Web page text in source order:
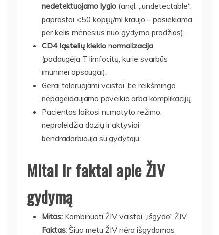
nedetektuojamo lygio (angl. „undetectable“,
paprastai <50 kopijų/ml kraujo – pasiekiama
per kelis mėnesius nuo gydymo pradžios).
CD4 ląstelių kiekio normalizacija
(padaugėja T limfocitų, kurie svarbūs
imuninei apsaugai).
Gerai toleruojami vaistai, be reikšmingo
nepageidaujamo poveikio arba komplikacijų.
Pacientas laikosi numatyto režimo,
nepraleidžia dozių ir aktyviai
bendradarbiauja su gydytoju.
Mitai ir faktai apie ŽIV
gydymą
Mitas: Kombinuoti ŽIV vaistai „išgydo“ ŽIV.
Faktas: Šiuo metu ŽIV nėra išgydomas,